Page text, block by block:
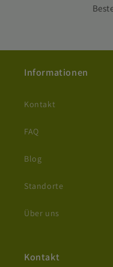
Informationen
Kontakt
FAQ
Blog
Standorte
Über uns
Kontakt